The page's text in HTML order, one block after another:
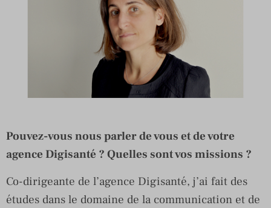
Pouvez-vous nous parler de vous et de votre
agence Digisanté ? Quelles sont vos missions ?
Co-dirigeante de l’agence Digisanté, j’ai fait des
études dans le domaine de la communication et de